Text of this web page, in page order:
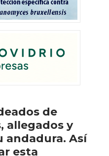
de
allegados y
andadura. Así
esta